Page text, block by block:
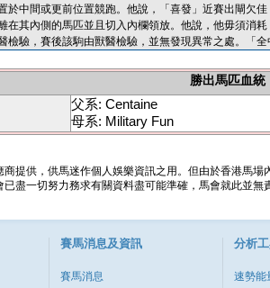
於中間或更前位置競跑。他說，「喜發」近賽出閘欠
在其內側的馬匹並且切入內欄領放。他說，他毋須消
檢驗，賽後該駒由獸醫檢驗，並無發現異常之處。「
勝出馬匹血統
父系: Centaine
母系: Military Fun
提供，供馬迷作個人娛樂資訊之用。但由於香港馬
盡一切努力務求有關資料盡可能準確，馬會就此並
賽馬消息及資訊
賽馬消息
分析
速勢能